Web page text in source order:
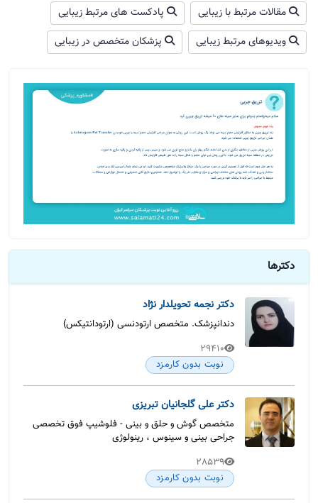
مقالات مرتبط با زیبایی
پادکست های مرتبط زیبایی
ویدیوهای مرتبط زیبایی
پزشکان متخصص در زیبایی
دکترها
دکتر نجمه تحویلدار نژاد
دندانپزشک. متخصص ارتودنسی (ارتودانتیکس)
29410
نوبت بدون کارمزد
دکتر علی گلجانیان تبریزی
متخصص گوش و حلق و بینی - فلوشیپ فوق تخصصی
جراحی بینی و سینوس ، رینولوژی
28539
نوبت بدون کارمزد